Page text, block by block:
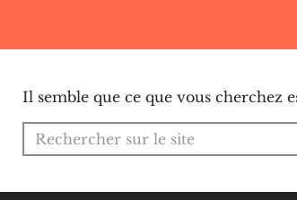
Il semble que ce que vous cherchez
Recherche pour :